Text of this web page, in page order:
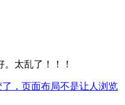
太乱了！！！
，页面布局不是让人浏览